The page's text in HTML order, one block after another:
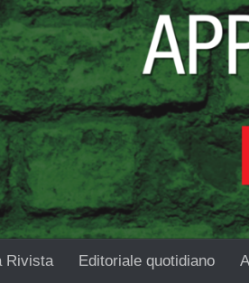
Rivista Editoriale quotidiano